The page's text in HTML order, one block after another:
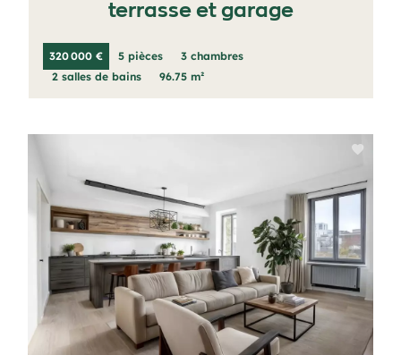
terrasse et garage
320 000 € 5 pièces
3 chambres
2 salles de bains
96.75 m²